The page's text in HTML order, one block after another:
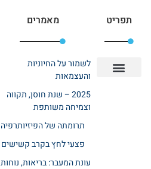
תפריט מאמרים
לשמור על החיוניות
והעצמאות
2025 – שנת חוסן, תקווה
וצמיחה משותפת
תרומתה של הפיזיותרפיה
פצעי לחץ בקרב קשישים
עונת המעבר: בריאות, נוחות